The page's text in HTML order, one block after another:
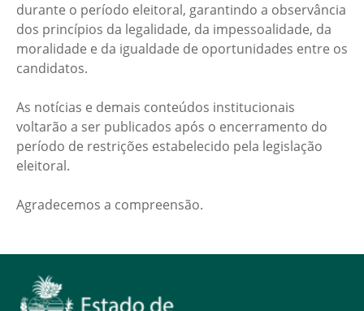
durante o período eleitoral, garantindo a observância
dos princípios da legalidade, da impessoalidade, da
moralidade e da igualdade de oportunidades entre os
candidatos.
As notícias e demais conteúdos institucionais
voltarão a ser publicados após o encerramento do
período de restrições estabelecido pela legislação
eleitoral.
Agradecemos a compreensão.